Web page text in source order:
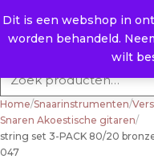
Dit is een webshop in
worden behandeld.
wilt
E. info@raysland.nl
Home/Snaarinstrumenten/
Snaren Akoestische gitaren/
string set 3-PACK 80/20
047